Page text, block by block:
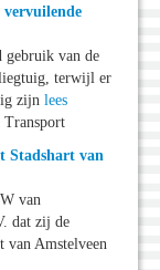
gebruik van de
terwijl er
zijn lees
Transport
Stadshart van
van
dat zij de
van Amstelveen